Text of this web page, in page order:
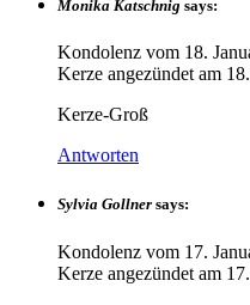
Monika Katschnig says:
Kondolenz vom 18.
Kerze angezündet am
Kerze-Groß
Antworten
Sylvia Gollner says:
Kondolenz vom 17.
Kerze angezündet am